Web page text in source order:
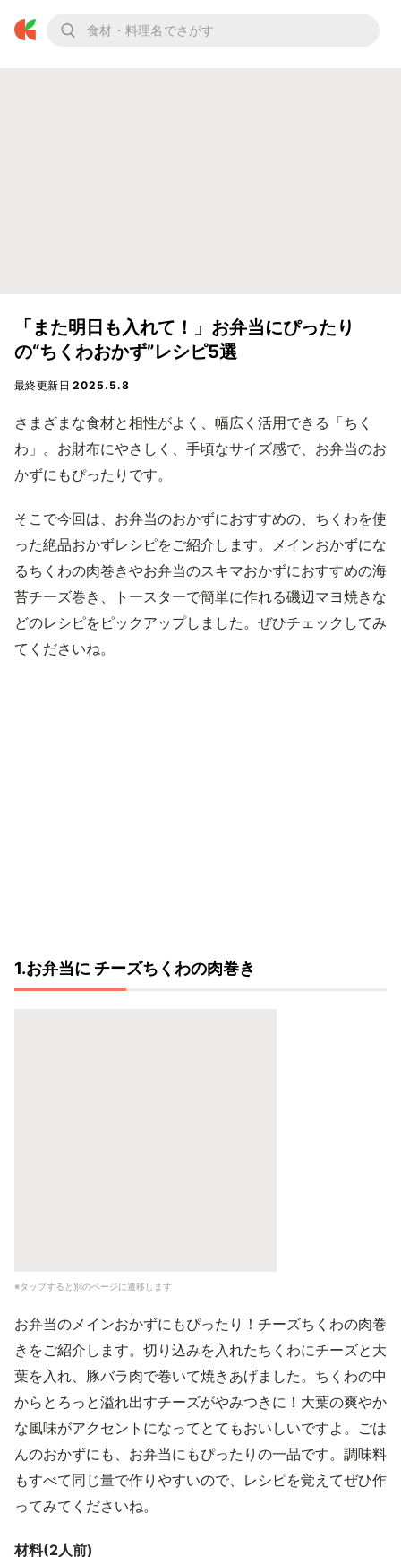
「また明日も入れて！」お弁当にぴったり
の“ちくわおかず”レシピ5選
最終更新日2025.5.8
さまざまな食材と相性がよく、幅広く活用できる「ちく
わ」。お財布にやさしく、手頃なサイズ感で、お弁当のお
かずにもぴったりです。
そこで今回は、お弁当のおかずにおすすめの、ちくわを使
った絶品おかずレシピをご紹介します。メインおかずにな
るちくわの肉巻きやお弁当のスキマおかずにおすすめの海
苔チーズ巻き、トースターで簡単に作れる磯辺マヨ焼きな
どのレシピをピックアップしました。ぜひチェックしてみ
てくださいね。
1.お弁当に チーズちくわの肉巻き
※タップすると別のページに遷移します
お弁当のメインおかずにもぴったり！チーズちくわの肉巻
きをご紹介します。切り込みを入れたちくわにチーズと大
葉を入れ、豚バラ肉で巻いて焼きあげました。ちくわの中
からとろっと溢れ出すチーズがやみつきに！大葉の爽やか
な風味がアクセントになってとてもおいしいですよ。ごは
んのおかずにも、お弁当にもぴったりの一品です。調味料
もすべて同じ量で作りやすいので、レシピを覚えてぜひ作
ってみてくださいね。
材料(2人前)